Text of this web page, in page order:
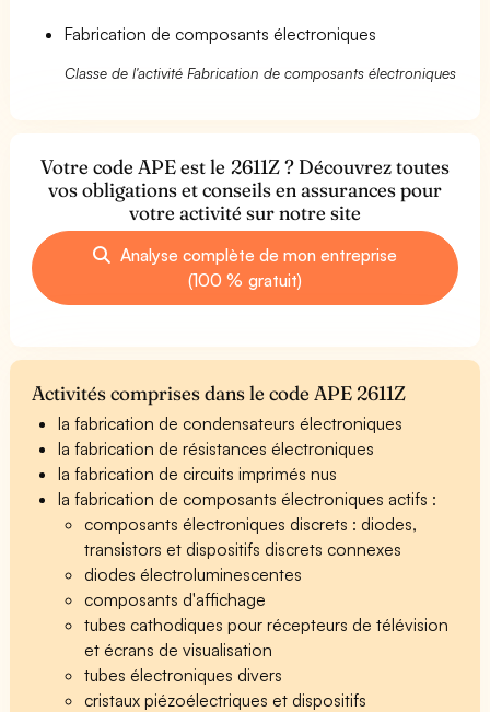
Fabrication de composants électroniques
Classe de l'activité Fabrication de composants électroniques
Votre code APE est le 2611Z ? Découvrez toutes
vos obligations et conseils en assurances pour
votre activité sur notre site
Analyse complète de mon entreprise
(100 % gratuit)
Activités comprises dans le code APE 2611Z
la fabrication de condensateurs électroniques
la fabrication de résistances électroniques
la fabrication de circuits imprimés nus
la fabrication de composants électroniques actifs :
composants électroniques discrets : diodes,
transistors et dispositifs discrets connexes
diodes électroluminescentes
composants d'affichage
tubes cathodiques pour récepteurs de télévision
et écrans de visualisation
tubes électroniques divers
cristaux piézoélectriques et dispositifs